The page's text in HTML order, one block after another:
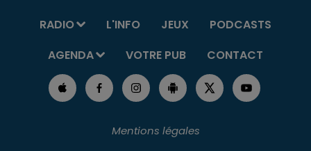
RADIO L'INFO JEUX
PODCASTS
AGENDA
VOTRE PUB CONTACT
Mentions légales